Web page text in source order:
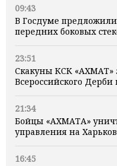
09:43
В Госдуме
передних боковых
23:51
Скакуны КСК «АХМАТ»
Всероссийского Дерби
21:34
Бойцы «АХМАТА»
управления на
16:45